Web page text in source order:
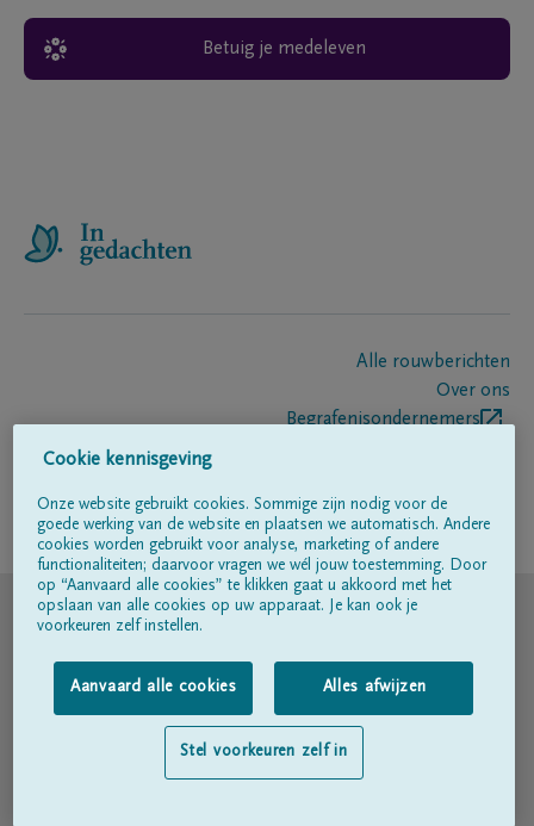
Betuig je medeleven
Alle rouwberichten
Over ons
Begrafenisondernemers
Volg ons op
© DELA
Gebruiksvoorwaarden
Privacyverklaring
Toegankelijkheidsverklaring
Cookie kennisgeving
Onze website gebruikt cookies. Sommige zijn nodig voor de
goede werking van de website en plaatsen we automatisch. Andere
cookies worden gebruikt voor analyse, marketing of andere
functionaliteiten; daarvoor vragen we wél jouw toestemming. Door
op “Aanvaard alle cookies” te klikken gaat u akkoord met het
opslaan van alle cookies op uw apparaat. Je kan ook je
voorkeuren zelf instellen.
Aanvaard alle cookies Alles afwijzen
Stel voorkeuren zelf in